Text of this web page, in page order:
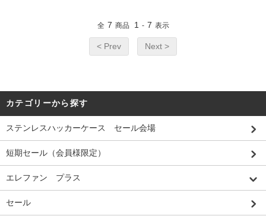
全 7 商品 1 - 7 表示
< Prev Next >
カテゴリーから探す
ステンレスハッカーケース セール会場
短期セール（会員様限定）
エレファン プラス
セール